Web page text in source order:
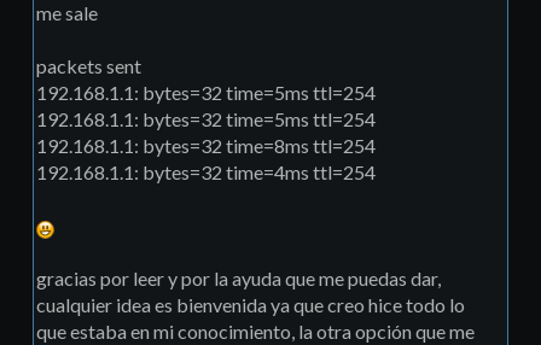
me sale
packets sent
192.168.1.1: bytes=32 time=5ms ttl=254
192.168.1.1: bytes=32 time=5ms ttl=254
192.168.1.1: bytes=32 time=8ms ttl=254
192.168.1.1: bytes=32 time=4ms ttl=254
gracias por leer y por la ayuda que me puedas dar,
cualquier idea es bienvenida ya que creo hice todo lo
que estaba en mi conocimiento, la otra opción que me